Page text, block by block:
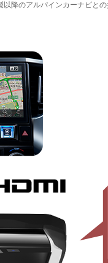
降のアルパインカーナビと